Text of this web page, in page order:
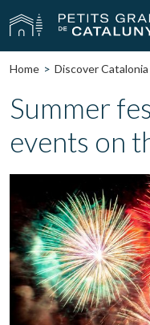
Our Hotels
Weddings
Gift Voucher
Contact
vpn_key Sign in
Home Discover Catalonia
Summer
events on